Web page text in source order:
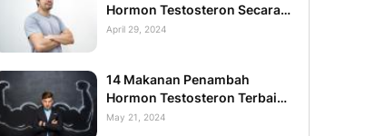
Hormon Testosteron Secara
Alami yang Aman
April 29, 2024
14 Makanan Penambah
Hormon Testosteron Terbaik
yang Alami
May 21, 2024